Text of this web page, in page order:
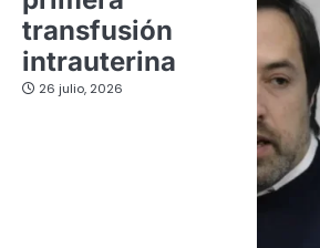
transfusión
intrauterina
26 julio, 2026